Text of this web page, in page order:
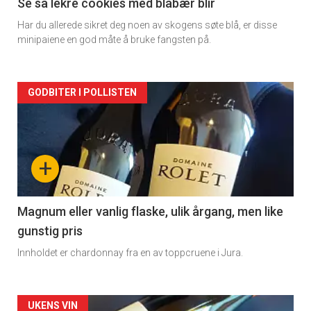
Se så lekre cookies med blåbær blir
Har du allerede sikret deg noen av skogens søte blå, er disse
minipaiene en god måte å bruke fangsten på.
Forsiden
akkurat
nå
3
+
GODBITER I POLLISTEN
Magnum eller vanlig flaske, ulik årgang, men like
gunstig pris
Innholdet er chardonnay fra en av toppcruene i Jura.
UKENS VIN